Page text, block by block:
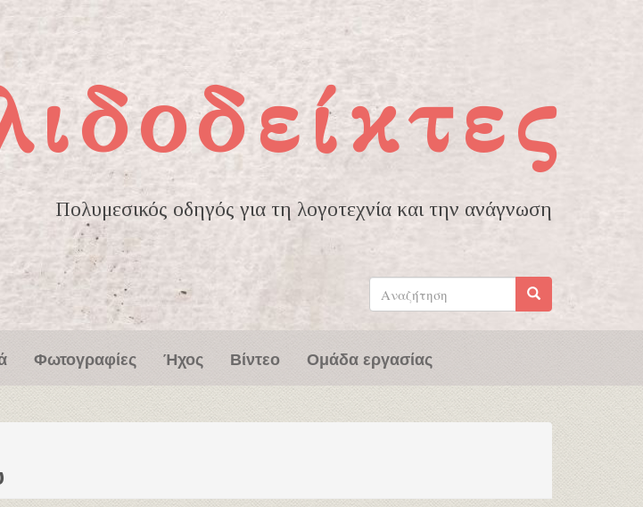
Πολυμεσικός οδηγός για τη λογοτεχνία και την ανάγνωση
Φόρμα
αναζήτησης
Αναζήτηση
Φωτογραφίες Ήχος Βίντεο Ομάδα εργασίας